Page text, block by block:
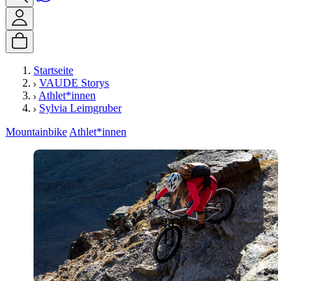
Startseite
VAUDE Storys
Athlet*innen
Sylvia Leimgruber
Mountainbike Athlet*innen